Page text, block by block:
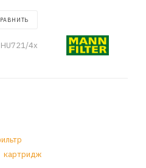
HU721/4x
картридж